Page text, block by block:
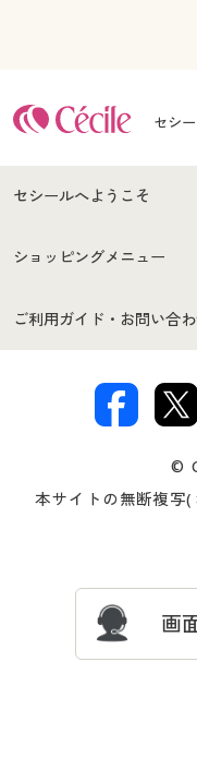
セシ
セシールへようこそ
はじめての方へ
セシールご利用規約
著作権・商標について
ショッピングメニュー
商品カテゴリ
プレゼント＆キャンペーン
ご利用ガイド・お問い合
交換・返品は
ついて
©
本サイトの無断複写(
画